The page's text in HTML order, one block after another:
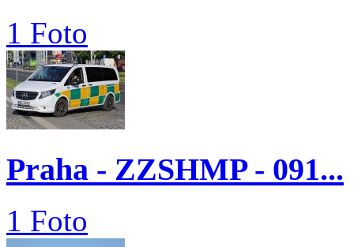
1 Foto
Praha - ZZSHMP - 091...
1 Foto